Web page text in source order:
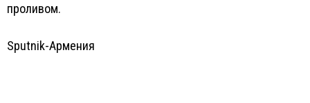
проливом.
Sputnik-Армения